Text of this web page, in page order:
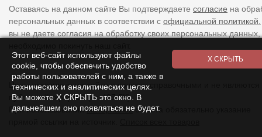
Оставаясь на данном сайте Вы подтверждаете согласие на
персональных данных в соответствии с официальной политикой.
вы не даете согласия на обработку своих персональных
Цены указанные на сайте являются справочными и не являются
публичной офертой (ст. 437 ГК).
При использованииматериаловс сайта обязательно указание
Этот веб-сайт используют файлы
cookie, чтобы обеспечить удобство
работы пользователей с ним, а также в
технических и аналитических целях.
Вы можете Х СКРЫТЬ это окно. В
дальнейшем оно появляться не будет.